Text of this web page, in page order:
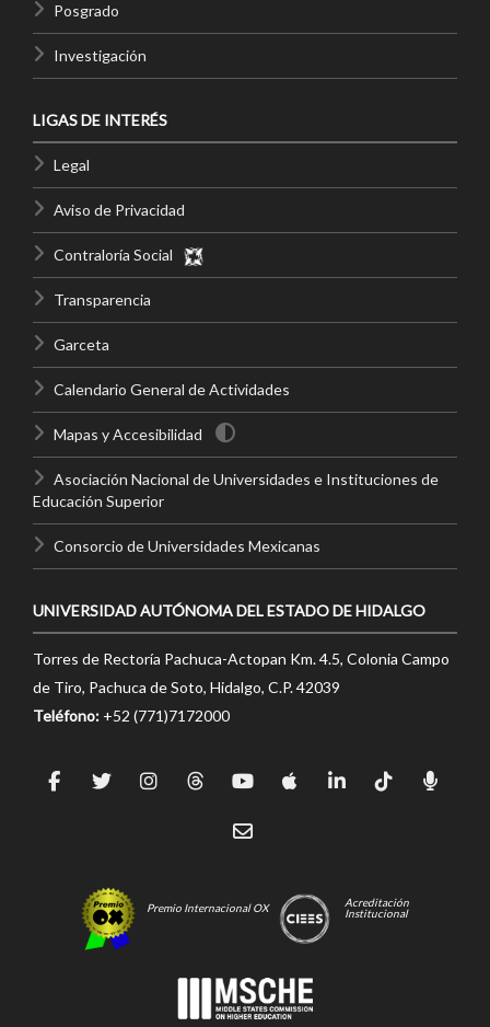
Posgrado
Investigación
LIGAS DE INTERÉS
Legal
Aviso de Privacidad
Contraloría Social
Transparencia
Garceta
Calendario General de Actividades
Mapas y Accesibilidad
Asociación Nacional de Universidades e Instituciones de
Educación Superior
Consorcio de Universidades Mexicanas
UNIVERSIDAD AUTÓNOMA DEL ESTADO DE HIDALGO
Torres de Rectoría Pachuca-Actopan Km. 4.5, Colonia Campo
de Tiro, Pachuca de Soto, Hidalgo, C.P. 42039
Teléfono: +52 (771)7172000
Premio Internacional OX
Acreditación
Institucional